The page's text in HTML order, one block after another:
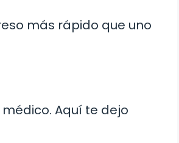
más rápido que uno
Aquí te dejo